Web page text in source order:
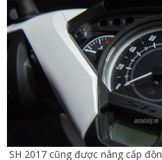
SH 2017 cũng được nâng cấp